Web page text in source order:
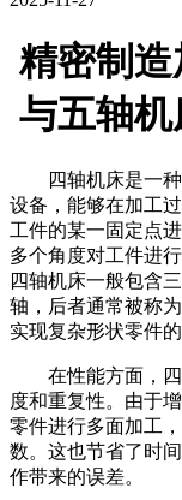
精密制
与五轴
四轴机床是一种
设备，能够在加工
工件的某一固定点
多个角度对工件进
四轴机床一般包含
轴，后者通常被称
实现复杂形状零件
在性能方面，
度和重复性。由于
零件进行多面加工
数。这也节省了时
作带来的误差。